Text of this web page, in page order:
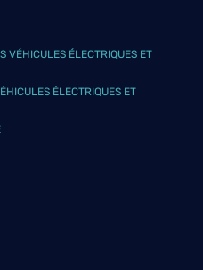
VÉHICULES ÉLECTRIQUES ET
ÉLECTRIQUES ET